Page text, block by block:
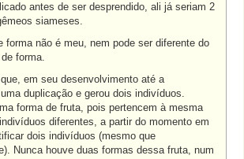
antes de ser desprendido, ali já seriam 2
siameses.
forma não é meu, nem pode ser diferente do
forma.
em seu desenvolvimento até a
duplicação e gerou dois indivíduos.
forma de fruta, pois pertencem à mesma
diferentes, a partir do momento em
dois indivíduos (mesmo que
Nunca houve duas formas dessa fruta, num